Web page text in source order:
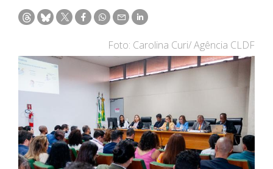
Foto: Carolina Curi/ Agência CLDF